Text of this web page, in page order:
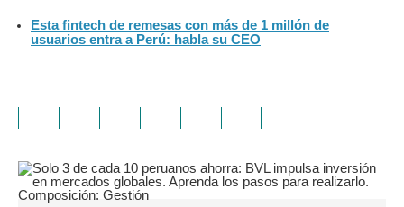
Esta fintech de remesas con más de 1 millón de
usuarios entra a Perú: habla su CEO